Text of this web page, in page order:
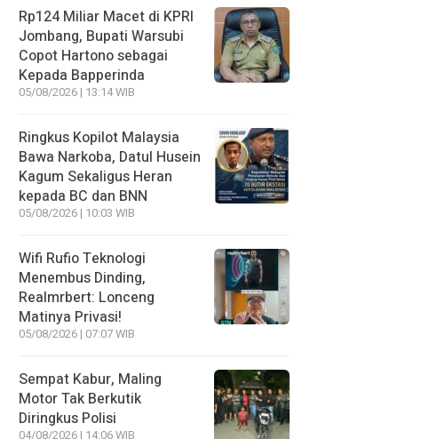
Rp124 Miliar Macet di KPRI
Jombang, Bupati Warsubi
Copot Hartono sebagai
Kepada Bapperinda
05/08/2026 | 13:14 WIB
Ringkus Kopilot Malaysia
Bawa Narkoba, Datul Husein
Kagum Sekaligus Heran
kepada BC dan BNN
05/08/2026 | 10:03 WIB
Wifi Rufio Teknologi
Menembus Dinding,
Realmrbert: Lonceng
Matinya Privasi!
05/08/2026 | 07:07 WIB
Sempat Kabur, Maling
Motor Tak Berkutik
Diringkus Polisi
04/08/2026 | 14:06 WIB